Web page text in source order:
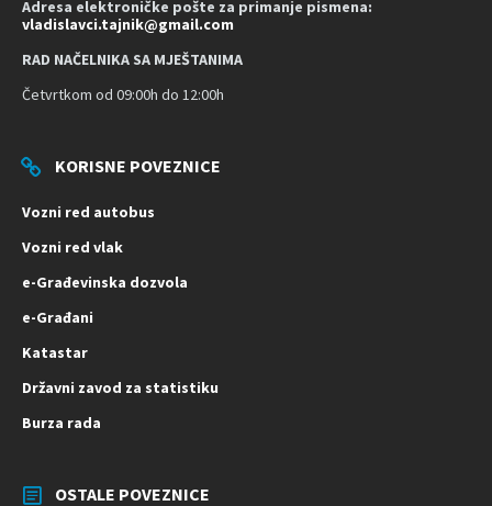
Adresa elektroničke pošte za primanje pismena:
vladislavci.tajnik@gmail.com
RAD NAČELNIKA SA MJEŠTANIMA
Četvrtkom od 09:00h do 12:00h
KORISNE POVEZNICE
Vozni red autobus
Vozni red vlak
e-Građevinska dozvola
e-Građani
Katastar
Državni zavod za statistiku
Burza rada
OSTALE POVEZNICE